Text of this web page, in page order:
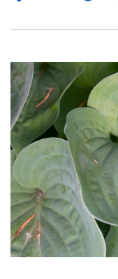
(Twitter)